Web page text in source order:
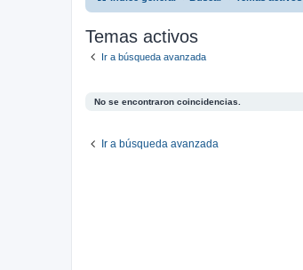
Temas activos
Ir a búsqueda avanzada
No se encontraron coincidencias.
Ir a búsqueda avanzada